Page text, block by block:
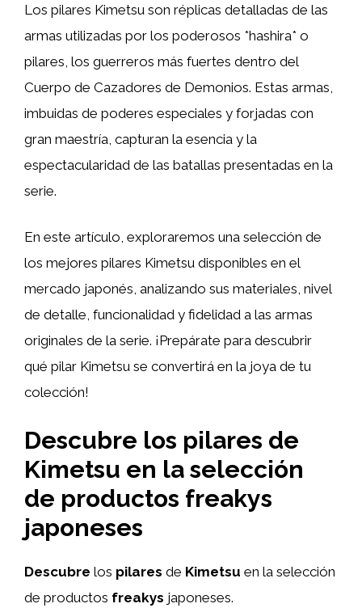
Los pilares Kimetsu son réplicas detalladas de las
armas utilizadas por los poderosos *hashira* o
pilares, los guerreros más fuertes dentro del
Cuerpo de Cazadores de Demonios. Estas armas,
imbuidas de poderes especiales y forjadas con
gran maestría, capturan la esencia y la
espectacularidad de las batallas presentadas en la
serie.
En este artículo, exploraremos una selección de
los mejores pilares Kimetsu disponibles en el
mercado japonés, analizando sus materiales, nivel
de detalle, funcionalidad y fidelidad a las armas
originales de la serie. ¡Prepárate para descubrir
qué pilar Kimetsu se convertirá en la joya de tu
colección!
Descubre los pilares de
Kimetsu en la selección
de productos freakys
japoneses
Descubre los pilares de Kimetsu en la selección
de productos freakys japoneses.